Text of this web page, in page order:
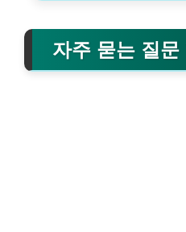
자주 묻는 질문